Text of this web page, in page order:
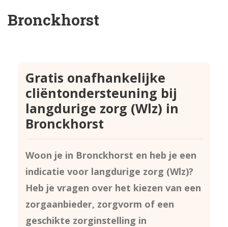
Bronckhorst
Gratis onafhankelijke
cliëntondersteuning bij
langdurige zorg (Wlz) in
Bronckhorst
Woon je in Bronckhorst en heb je een
indicatie voor langdurige zorg (Wlz)?
Heb je vragen over het kiezen van een
zorgaanbieder, zorgvorm of een
geschikte zorginstelling in